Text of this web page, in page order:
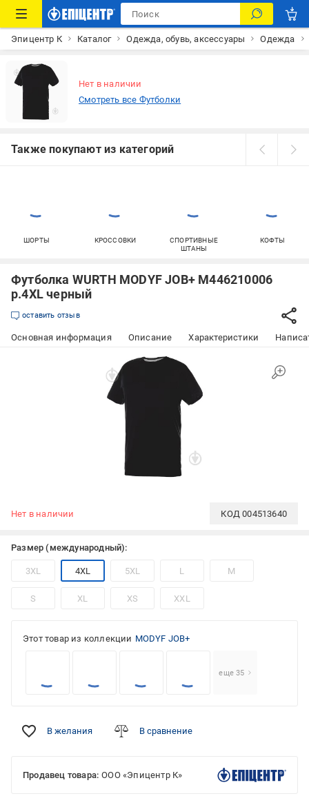
Эпицентр К Каталог Одежда, обувь, аксессуары Одежда
Нет в наличии
Смотреть все Футболки
Также покупают из категорий
ШОРТЫ КРОССОВКИ
СПОРТИВНЫЕ
ШТАНЫ
КОФТЫ
Футболка WURTH MODYF JOB+ M446210006
р.4XL черный
оставить отзыв
Основная информация Описание Характеристики
Нет в наличии КОД004513640
Размер (международный):
3XL 4XL 5XL L M
S XL XS XXL
Этот товар из коллекции MODYF JOB+
еще 35
В желания В сравнение
Продавец товара: ООО «Эпицентр К»